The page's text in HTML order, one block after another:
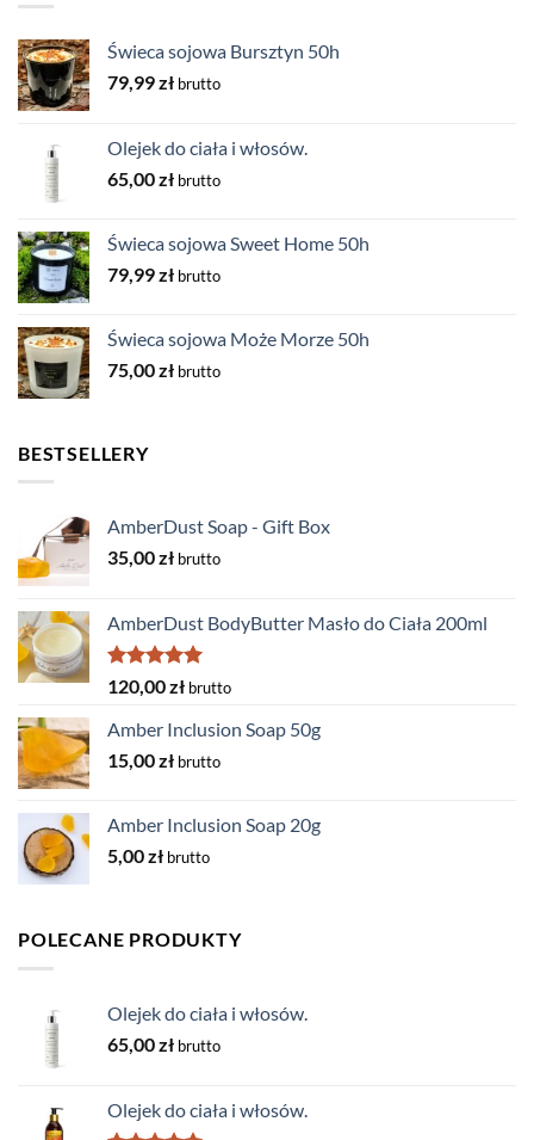
Świeca sojowa Bursztyn 50h
79,99zł brutto
Olejek do ciała i włosów.
65,00zł brutto
Świeca sojowa Sweet Home 50h
79,99zł brutto
Świeca sojowa Może Morze 50h
75,00zł brutto
BESTSELLERY
AmberDust Soap - Gift Box
35,00zł brutto
AmberDust BodyButter Masło do Ciała 200ml
Rated5.00
out of 5
120,00zł brutto
Amber Inclusion Soap 50g
15,00zł brutto
Amber Inclusion Soap 20g
5,00zł brutto
POLECANE PRODUKTY
Olejek do ciała i włosów.
65,00zł brutto
Olejek do ciała i włosów.